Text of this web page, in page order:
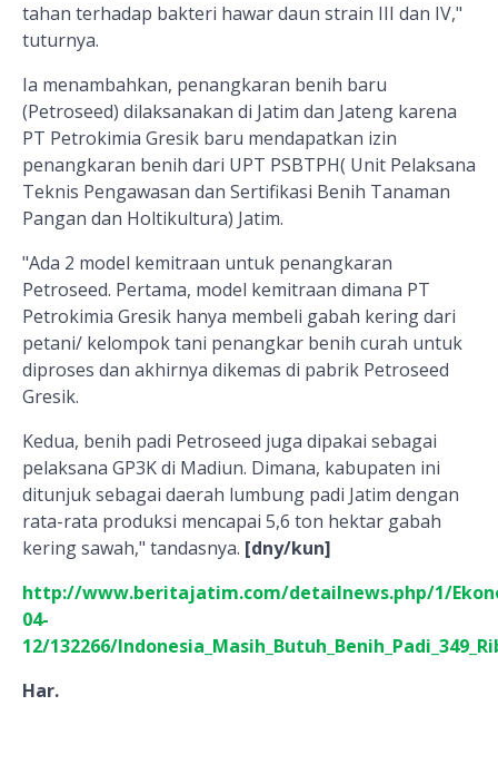
tahan terhadap bakteri hawar daun strain III dan IV,"
tuturnya.
Ia menambahkan, penangkaran benih baru
(Petroseed) dilaksanakan di Jatim dan Jateng karena
PT Petrokimia Gresik baru mendapatkan izin
penangkaran benih dari UPT PSBTPH( Unit Pelaksana
Teknis Pengawasan dan Sertifikasi Benih Tanaman
Pangan dan Holtikultura) Jatim.
"Ada 2 model kemitraan untuk penangkaran
Petroseed. Pertama, model kemitraan dimana PT
Petrokimia Gresik hanya membeli gabah kering dari
petani/ kelompok tani penangkar benih curah untuk
diproses dan akhirnya dikemas di pabrik Petroseed
Gresik.
Kedua, benih padi Petroseed juga dipakai sebagai
pelaksana GP3K di Madiun. Dimana, kabupaten ini
ditunjuk sebagai daerah lumbung padi Jatim dengan
rata-rata produksi mencapai 5,6 ton hektar gabah
kering sawah," tandasnya. [dny/kun]
http://www.beritajatim.com/detailnews.php/1/
04-
12/132266/
Har.